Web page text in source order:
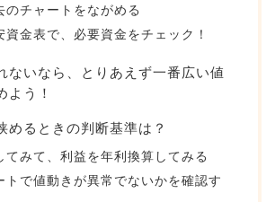
チャートをながめる
金表で、必要資金をチェック！
ないなら、とりあえず一番広い値
よう！
めるときの判断基準は？
てみて、利益を年利換算してみる
トで値動きが異常でないかを確認す